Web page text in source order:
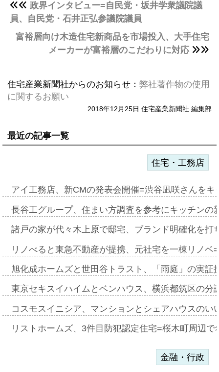
政界インタビュー=自民党・坂井学衆議院議
員、自民党・石井正弘参議院議員
富裕層向け木造住宅新商品を市場投入、大手住宅
メーカーが富裕層のこだわりに対応
住宅産業新聞社からのお知らせ： 弊社著作物の使用
に関するお願い
2018年12月25日 住宅産業新聞社 編集部
最近の記事一覧
住宅・工務店
アイ工務店、新CMの発表会開催=渋谷凪咲さんを
長谷工グループ、住まい方調査を参考にキッチン
諸戸の家が代々木上原で邸宅、ブランド明確化を
リノべると東急不動産が提携、元社宅を一棟リノ
旭化成ホームズと世田谷トラスト、「雨庭」の実
東京セキスイハイムとベンハウス、横浜都筑区の
コスモスイニシア、マンションとシェアハウスの
リストホームズ、3件目防犯認定住宅=桜木町周辺
金融・行政